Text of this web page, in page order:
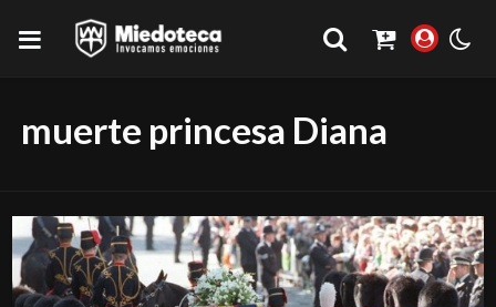
muerte princesa Diana